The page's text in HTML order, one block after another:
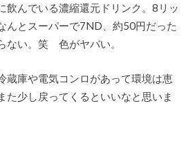
飲んでいる濃縮還元ドリンク。8リッ
んとスーパーで7ND、約50円だった
ない。笑 色がヤバい。
蔵庫や電気コンロがあって環境は恵
た少し戻ってくるといいなと思いま